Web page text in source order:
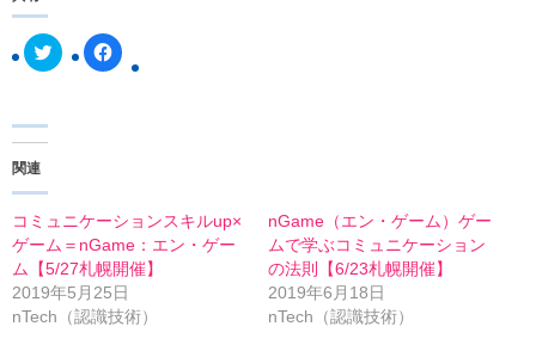
ク
リ
e
r
で
共
有
(
新
し
F
a
す
る
に
は
ク
リ
ッ
ク
関連
コミュニケーションスキルup×
ゲーム＝nGame：エン・ゲー
ム【5/27札幌開催】
2019年5月25日
nTech（認識技術）
nGame（エン・ゲーム）ゲー
ムで学ぶコミュニケーション
の法則【6/23札幌開催】
2019年6月18日
nTech（認識技術）